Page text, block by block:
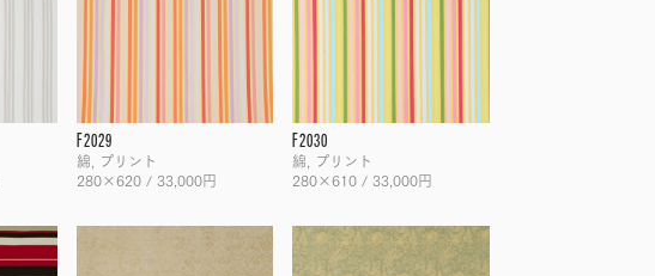
F2029
綿, プリント
280×620 / 33,000円
F2030
綿, プリント
280×610 / 33,000円